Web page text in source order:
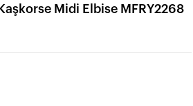
Midi Elbise MFRY2268